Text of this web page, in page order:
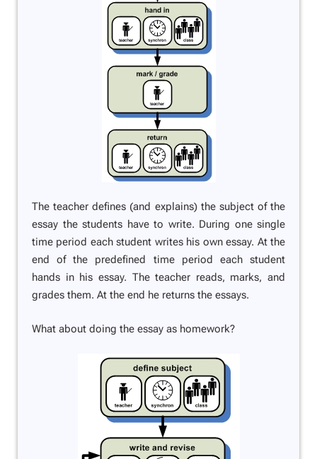
The teacher defines (and explains) the subject of the
essay the students have to write. During one single
time period each student writes his own essay. At the
end of the predefined time period each student
hands in his essay. The teacher reads, marks, and
grades them. At the end he returns the essays.
What about doing the essay as homework?